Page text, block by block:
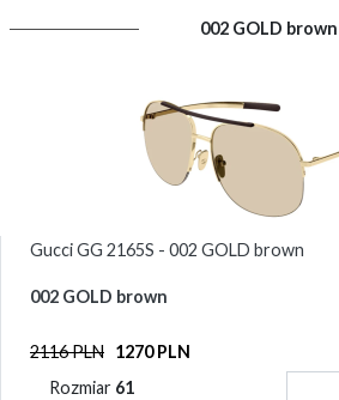
002 GOLD brown
Gucci GG 2165S - 002 GOLD brown
002 GOLD brown
2116 PLN 1270 PLN
Rozmiar 61